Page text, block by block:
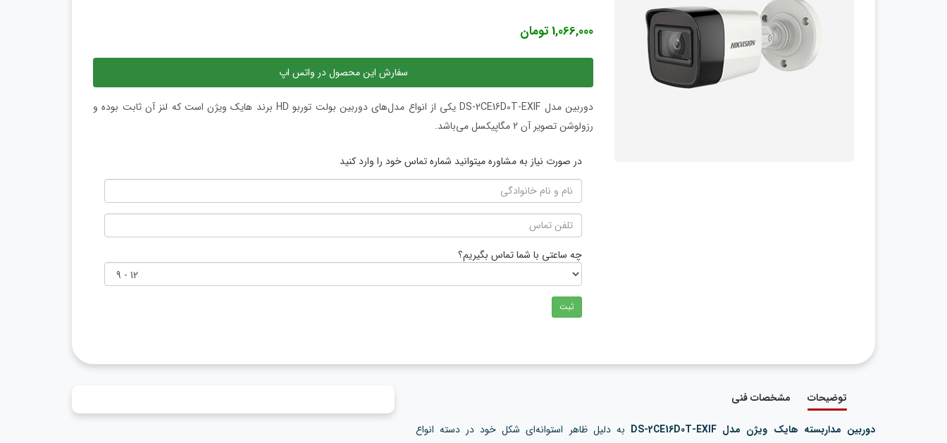
1,066,000 تومان
سفارش این محصول در واتس اپ
دوربین مدل DS-2CE16D0T-EXIF یکی از انواع مدل‌های دوربین بولت توربو HD برند هایک ویژن است که لنز آن ثابت بوده و
رزولوشن تصویر آن 2 مگاپیکسل می‌باشد.
در صورت نیاز به مشاوره میتوانید شماره تماس خود را وارد کنید
چه ساعتی با شما تماس بگیریم؟
ثبت
توضیحات مشخصات فنی
دوربین مداربسته هایک ویژن مدل DS-2CE16D0T-EXIF
به دلیل ظاهر استوانه‌ای شکل خود در دسته انواع